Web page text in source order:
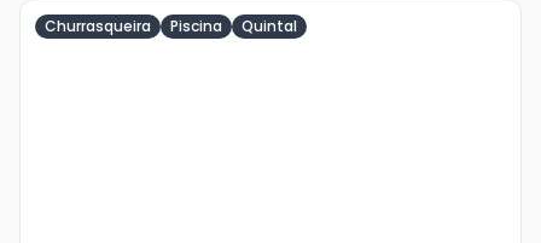
Churrasqueira Piscina Quintal